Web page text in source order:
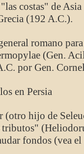
costas" de
(192 A.C.).
romano
(Gen.
por Gen.
en Persia
(otro hijo de
fondos (vea